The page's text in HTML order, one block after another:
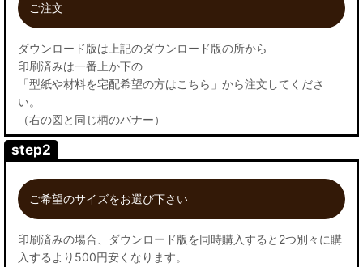
ご注文
ダウンロード版は上記のダウンロード版の所から
印刷済みは一番上か下の
「型紙や材料を宅配希望の方はこちら」から注文してくださ
い。
（右の図と同じ柄のバナー）
step2
ご希望のサイズをお選び下さい
印刷済みの場合、ダウンロード版を同時購入すると2つ別々に購
入するより500円安くなります。